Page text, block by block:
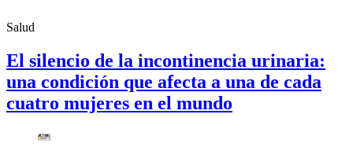
Salud
El silencio de la incontinencia urinaria:
una condición que afecta a una de cada
cuatro mujeres en el mundo